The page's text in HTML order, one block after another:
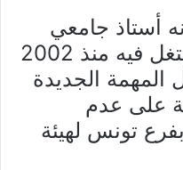
أستاذ جامعي
ولديه مكتب محاماة يشتغل فيه منذ 2002
المهمة الجديدة
على عدم
تونس لهيئة